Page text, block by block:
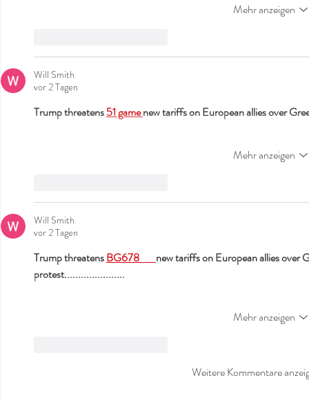
Mehr anzeigen
Will Smith
vor 2 Tagen
Trump threatens 51 game new tariffs on European allies over
Mehr anzeigen
Will Smith
vor 2 Tagen
Trump threatens BG678
new tariffs on European allies over
protest......................
Mehr anzeigen
Weitere Kommentare